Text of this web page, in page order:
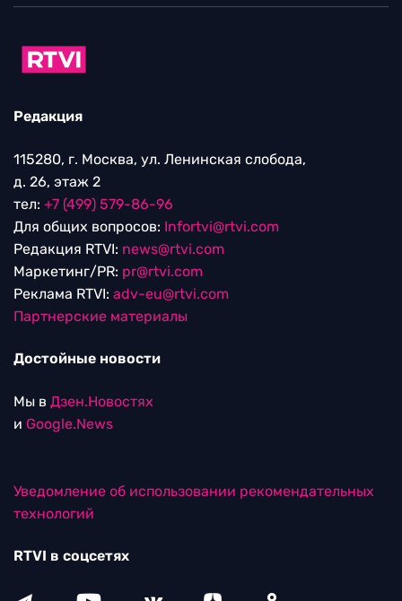
Редакция
115280, г. Москва, ул. Ленинская слобода,
д. 26, этаж 2
тел: +7 (499) 579-86-96
Для общих вопросов: Infortvi@rtvi.com
Редакция RTVI: news@rtvi.com
Маркетинг/PR: pr@rtvi.com
Реклама RTVI: adv-eu@rtvi.com
Партнерские материалы
Достойные новости
Мы в Дзен.Новостях
и Google.News
Уведомление об использовании рекомендательных
технологий
RTVI в соцсетях